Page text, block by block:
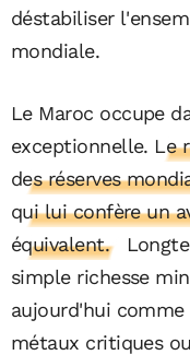
déstabiliser
mondiale.
Le Maroc occupe
exceptionnelle. Le
des réserves
qui lui confère un
équivalent.
simple richesse
aujourd'hui
métaux critiques